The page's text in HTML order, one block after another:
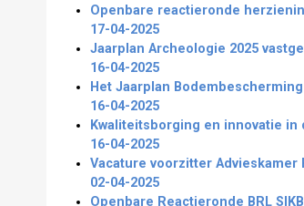
Openbare reactieronde
17-04-2025
Jaarplan Archeologie 2025
16-04-2025
Het Jaarplan
16-04-2025
Kwaliteitsborging en innovatie
16-04-2025
Vacature voorzitter Advieskamer
02-04-2025
Openbare Reactieronde BRL